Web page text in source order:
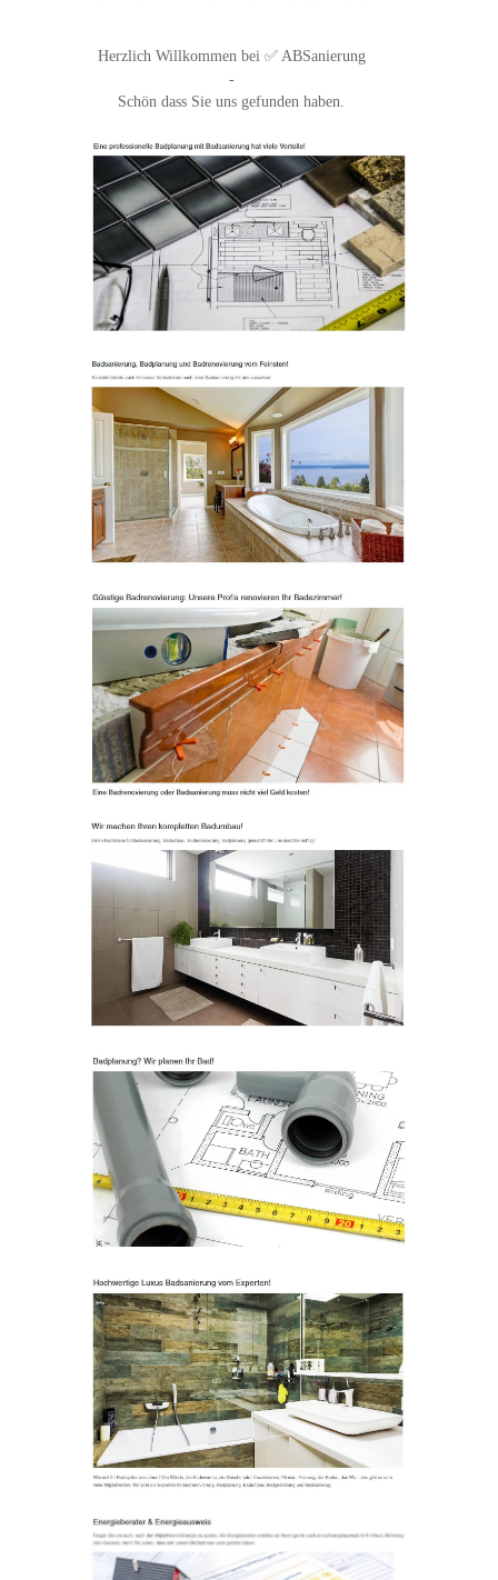
Herzlich Willkommen bei ✅ ABSanierung
-
Schön dass Sie uns gefunden haben.